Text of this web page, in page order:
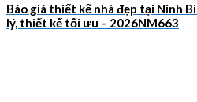
Báo giá thiết kế nhà đẹp tại Ninh
lý, thiết kế tối ưu – 2026NM663